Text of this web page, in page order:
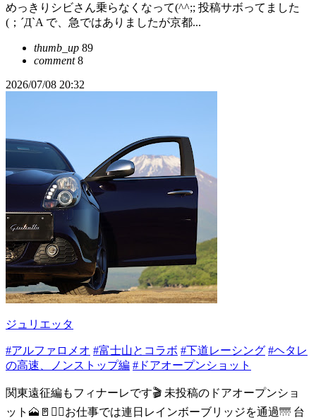
めっきりシビさん乗らなくなって(^^;; 投稿サボってました
(；´Д`A で、急ではありましたが京都...
thumb_up 89
comment8
2026/07/08 20:32
ジュリエッタ
#アルファロメオ #富士山とコラボ #下道レーシング #ヘタレ
の高速、ノンストップ編 #ドアオープンショット
関東遠征編もフィナーレです🎬 未投稿のドアオープンショ
ット🗻🚪🙋‍♂️お仕事では連日レインボーブリッジを通過🌁 台